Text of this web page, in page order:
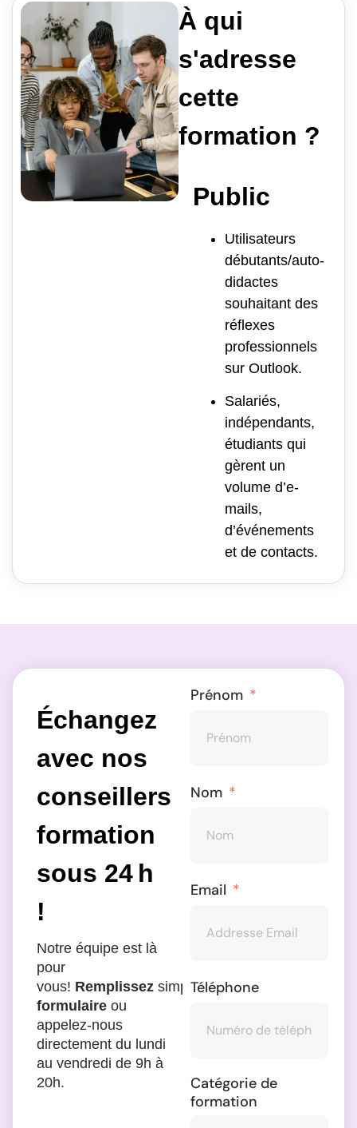
À qui
s'adresse
cette
formation ?
Public
Utilisateurs
débutants/auto-
didactes
souhaitant des
réflexes
professionnels
sur Outlook.
Salariés,
indépendants,
étudiants qui
gèrent un
volume d’e-
mails,
d’événements
et de contacts.
Échangez
avec nos
conseillers
formation
sous 24 h
!
Notre équipe est là
pour
vous! Remplissez simplementle
formulaire ou
appelez-nous
directement du lundi
au vendredi de 9h à
20h.
Prénom
Nom
Email
Téléphone
Catégorie de
formation